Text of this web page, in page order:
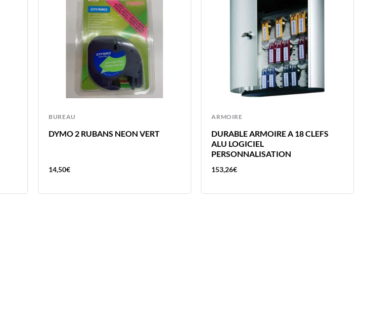
BUREAU
DYMO 2 RUBANS NEON VERT
14,50€
ARMOIRE
DURABLE ARMOIRE A 18 CLEFS
ALU LOGICIEL
PERSONNALISATION
153,26€